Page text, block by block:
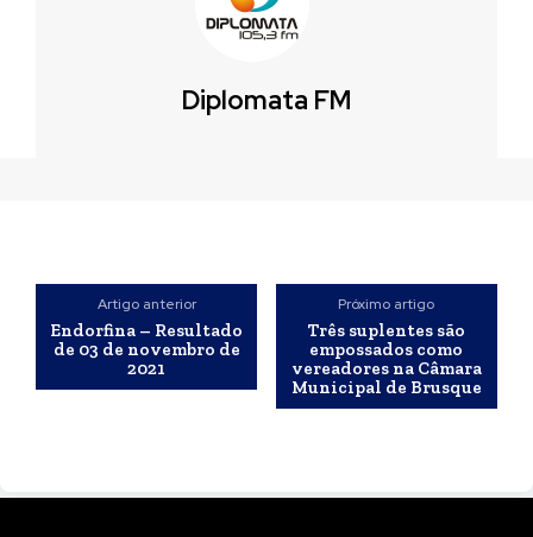
Diplomata FM
Artigo anterior
Endorfina – Resultado
de 03 de novembro de
2021
Próximo artigo
Três suplentes são
empossados como
vereadores na Câmara
Municipal de Brusque